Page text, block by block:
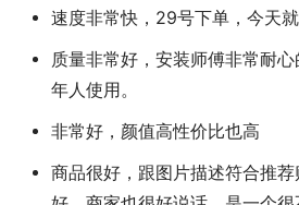
速度非常快，29号下单，今天就
质量非常好，安装师傅非常耐
年人使用。
非常好，颜值高性价比也高
商品很好，跟图片描述符合推